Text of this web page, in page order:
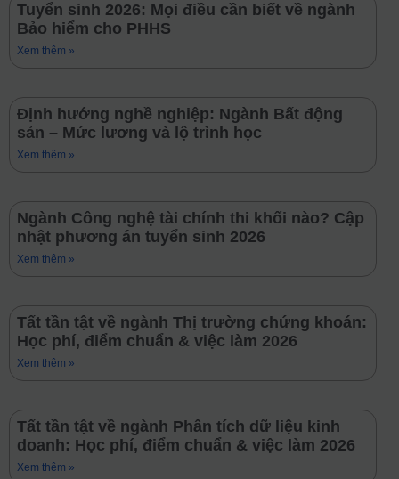
Tuyển sinh 2026: Mọi điều cần biết về ngành
Bảo hiểm cho PHHS
Xem thêm »
Định hướng nghề nghiệp: Ngành Bất động
sản – Mức lương và lộ trình học
Xem thêm »
Ngành Công nghệ tài chính thi khối nào? Cập
nhật phương án tuyển sinh 2026
Xem thêm »
Tất tần tật về ngành Thị trường chứng khoán:
Học phí, điểm chuẩn & việc làm 2026
Xem thêm »
Tất tần tật về ngành Phân tích dữ liệu kinh
doanh: Học phí, điểm chuẩn & việc làm 2026
Xem thêm »